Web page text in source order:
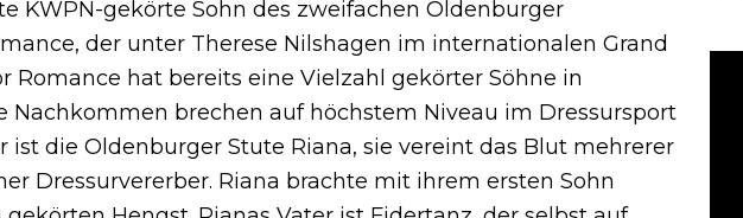
KWPN-gekörte Sohn des zweifachen Oldenburger
der unter Therese Nilshagen im internationalen Grand
Romance hat bereits eine Vielzahl gekörter Söhne in
Nachkommen brechen auf höchstem Niveau im Dressursport
ist die Oldenburger Stute Riana, sie vereint das Blut mehrerer
Dressurvererber. Riana brachte mit ihrem ersten Sohn